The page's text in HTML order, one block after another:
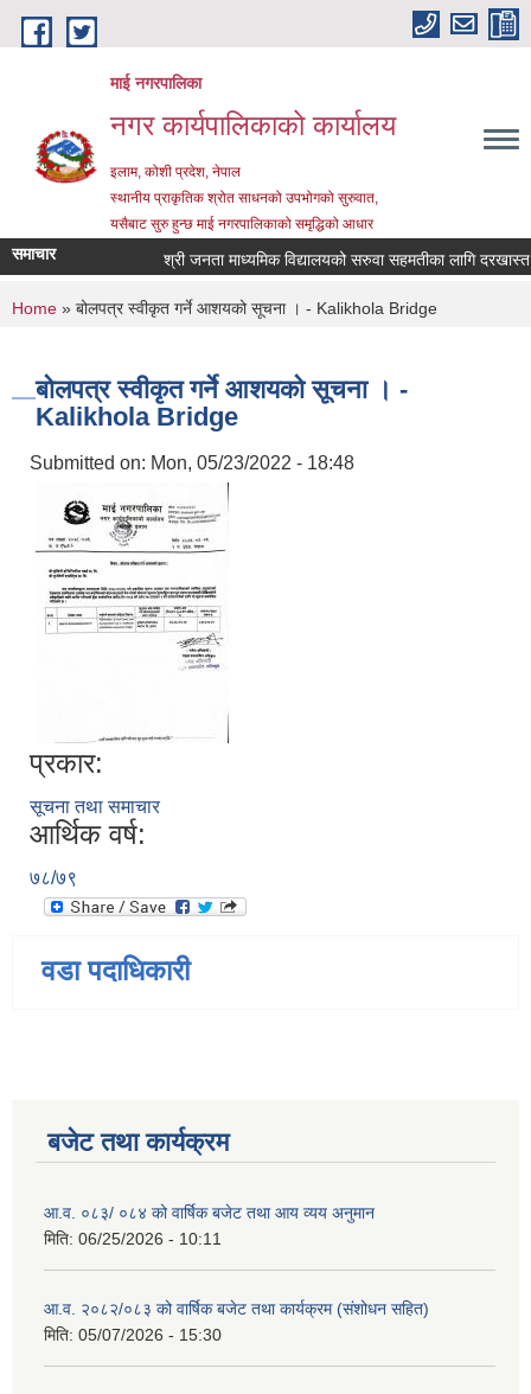
Skip to main content
माई नगरपालिका
नगर कार्यपालिकाको कार्यालय
इलाम, कोशी प्रदेश, नेपाल
स्थानीय प्राकृतिक श्रोत साधनको उपभोगको सुरुवात,
यसैबाट सुरु हुन्छ माई नगरपालिकाको समृद्धिको आधार
समाचार श्री जनता माध्यमिक विद्यालयको सरुवा सहमतीका लागि दरखास्त
You are here
Home » बोलपत्र स्वीकृत गर्ने आशयको सूचना । - Kalikhola Bridge
बोलपत्र स्वीकृत गर्ने आशयको सूचना । -
Kalikhola Bridge
Submitted on: Mon, 05/23/2022 - 18:48
प्रकार:
सूचना तथा समाचार
आर्थिक वर्ष:
७८/७९
वडा पदाधिकारी
बजेट तथा कार्यक्रम
आ.व. ०८३/ ०८४ को वार्षिक बजेट तथा आय व्यय अनुमान
मिति: 06/25/2026 - 10:11
आ.व. २०८२/०८३ को वार्षिक बजेट तथा कार्यक्रम (संशोधन सहित)
मिति: 05/07/2026 - 15:30